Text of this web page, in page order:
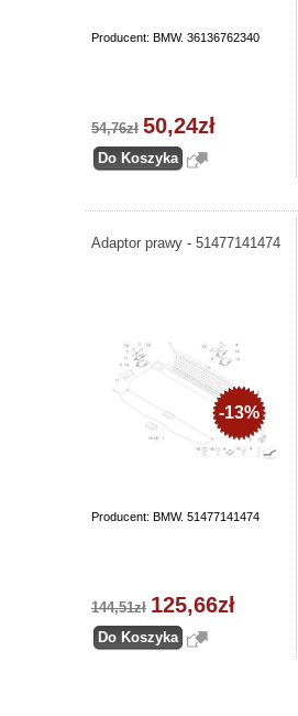
Producent: BMW. 36136762340
54,76zł 50,24zł
Adaptor prawy - 51477141474
Producent: BMW. 51477141474
-13%
144,51zł 125,66zł